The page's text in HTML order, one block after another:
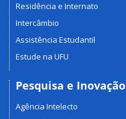
Residência e Internato
Intercâmbio
Assistência Estudantil
Estude na UFU
Pesquisa e Inovação
Agência Intelecto